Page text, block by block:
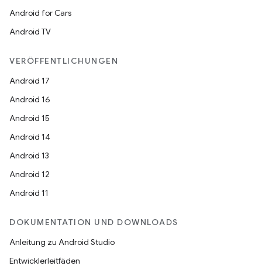
Android for Cars
Android TV
VERÖFFENTLICHUNGEN
Android 17
Android 16
Android 15
Android 14
Android 13
Android 12
Android 11
DOKUMENTATION UND DOWNLOADS
Anleitung zu Android Studio
Entwicklerleitfäden